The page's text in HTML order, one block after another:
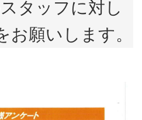
タッフに対し
お願いします。